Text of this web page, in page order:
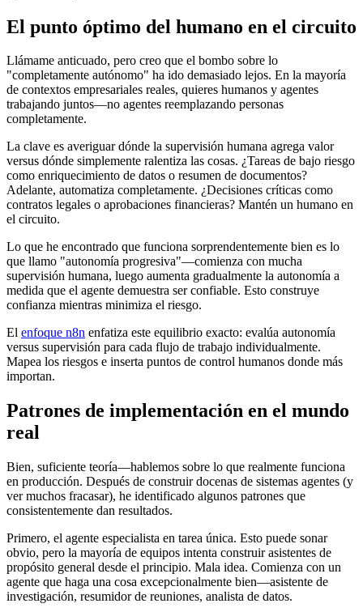
El punto óptimo del humano en el circuito
Llámame anticuado, pero creo que el bombo sobre lo
"completamente autónomo" ha ido demasiado lejos. En la mayoría
de contextos empresariales reales, quieres humanos y agentes
trabajando juntos—no agentes reemplazando personas
completamente.
La clave es averiguar dónde la supervisión humana agrega valor
versus dónde simplemente ralentiza las cosas. ¿Tareas de bajo riesgo
como enriquecimiento de datos o resumen de documentos?
Adelante, automatiza completamente. ¿Decisiones críticas como
contratos legales o aprobaciones financieras? Mantén un humano en
el circuito.
Lo que he encontrado que funciona sorprendentemente bien es lo
que llamo "autonomía progresiva"—comienza con mucha
supervisión humana, luego aumenta gradualmente la autonomía a
medida que el agente demuestra ser confiable. Esto construye
confianza mientras minimiza el riesgo.
El enfoque n8n enfatiza este equilibrio exacto: evalúa autonomía
versus supervisión para cada flujo de trabajo individualmente.
Mapea los riesgos e inserta puntos de control humanos donde más
importan.
Patrones de implementación en el mundo
real
Bien, suficiente teoría—hablemos sobre lo que realmente funciona
en producción. Después de construir docenas de sistemas agentes (y
ver muchos fracasar), he identificado algunos patrones que
consistentemente dan resultados.
Primero, el agente especialista en tarea única. Esto puede sonar
obvio, pero la mayoría de equipos intenta construir asistentes de
propósito general desde el principio. Mala idea. Comienza con un
agente que haga una cosa excepcionalmente bien—asistente de
investigación, resumidor de reuniones, analista de datos.